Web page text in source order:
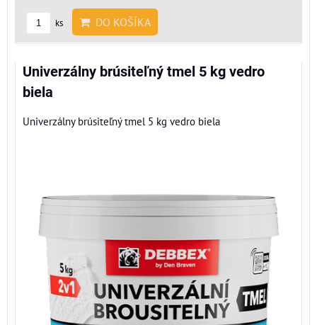
ks DO KOŠÍKA
Univerzálny brúsiteľný tmel 5 kg vedro
biela
Univerzálny brúsiteľný tmel 5 kg vedro biela